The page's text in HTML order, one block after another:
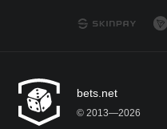
bets.net
© 2013—2026